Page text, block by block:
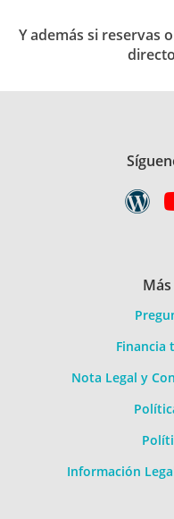
Y además si reservas
Financia
Nota Legal y
Información